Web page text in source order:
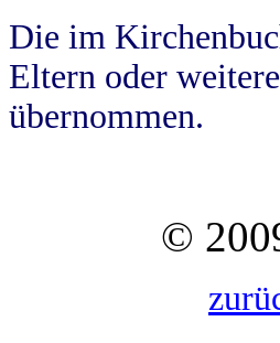
Die im
Eltern oder
übernommen.
©